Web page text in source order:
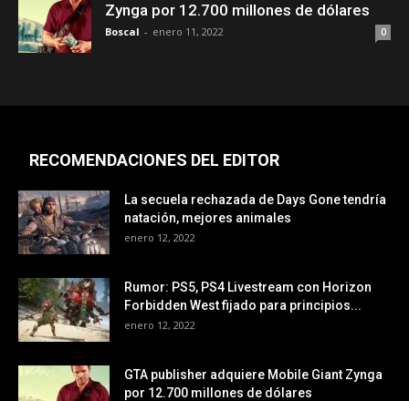
Zynga por 12.700 millones de dólares
Boscal - enero 11, 2022 0
RECOMENDACIONES DEL EDITOR
La secuela rechazada de Days Gone tendría
natación, mejores animales
enero 12, 2022
Rumor: PS5, PS4 Livestream con Horizon
Forbidden West fijado para principios...
enero 12, 2022
GTA publisher adquiere Mobile Giant Zynga
por 12.700 millones de dólares